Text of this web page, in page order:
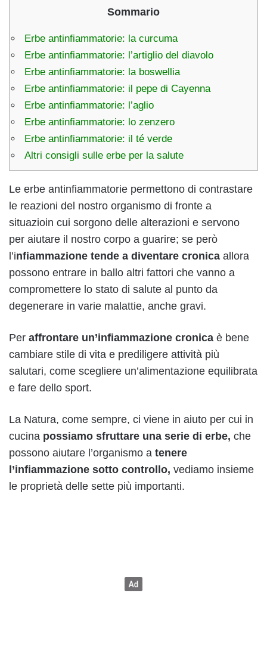
Sommario
Erbe antinfiammatorie: la curcuma
Erbe antinfiammatorie: l’artiglio del diavolo
Erbe antinfiammatorie: la boswellia
Erbe antinfiammatorie: il pepe di Cayenna
Erbe antinfiammatorie: l’aglio
Erbe antinfiammatorie: lo zenzero
Erbe antinfiammatorie: il té verde
Altri consigli sulle erbe per la salute
Le erbe antinfiammatorie permettono di contrastare
le reazioni del nostro organismo di fronte a
situazioin cui sorgono delle alterazioni e servono
per aiutare il nostro corpo a guarire; se però
l’infiammazione tende a diventare cronica allora
possono entrare in ballo altri fattori che vanno a
compromettere lo stato di salute al punto da
degenerare in varie malattie, anche gravi.
Per affrontare un’infiammazione cronica è bene
cambiare stile di vita e prediligere attività più
salutari, come scegliere un’alimentazione equilibrata
e fare dello sport.
La Natura, come sempre, ci viene in aiuto per cui in
cucina possiamo sfruttare una serie di erbe, che
possono aiutare l’organismo a tenere
l’infiammazione sotto controllo, vediamo insieme
le proprietà delle sette più importanti.